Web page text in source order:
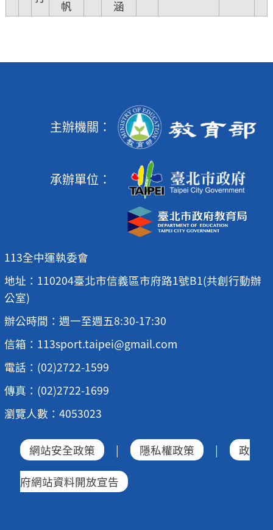
帆
涵
主辦機關：
承辦單位：
113全中運執委會
地址：110204臺北市信義區市府路1號B1(共創行動辦
公室)
辦公時間：週一至週五8:30-17:30
信箱：113sport.taipei@gmail.com
電話：(02)2722-1599
傳真：(02)2722-1699
瀏覽人數：4053023
網站安全政策 | 隱私權政策 | 政
府網站資料開放宣告